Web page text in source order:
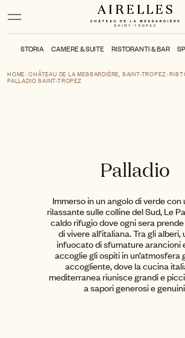
Attivare la modalità ad alto contrasto
STORIA CAMERE & SUITE RISTORANTI & BAR
HOME CHÂTEAU DE LA MESSARDIÈRE, SAINT-TROPEZ
PALLADIO SAINT-TROPEZ
Palladio
Immerso in un angolo di verde con
rilassante sulle colline del Sud, Le
caldo rifugio dove ogni sera prende
di vivere all’italiana. Tra gli alberi,
infuocato di sfumature arancioni
accoglie gli ospiti in un’atmosfera
accogliente, dove la cucina
mediterranea riunisce grandi e
a sapori generosi e